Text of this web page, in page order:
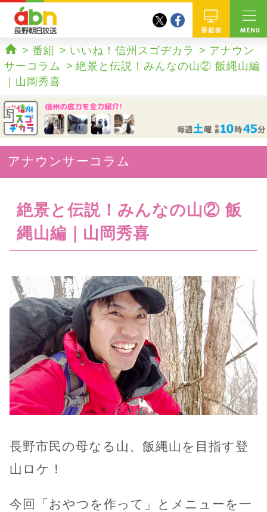
番組
twitterfacebook
ホーム
番組 いいね！信州スゴヂカラ
アナウン
サーコラム
絶景と伝説！みんなの山② 飯縄山編
｜山岡秀喜
アナウンサーコラム
絶景と伝説！みんなの山② 飯
縄山編｜山岡秀喜
長野市民の母なる山、飯縄山を目指す登
山ロケ！
今回「おやつを作って」とメニューを一